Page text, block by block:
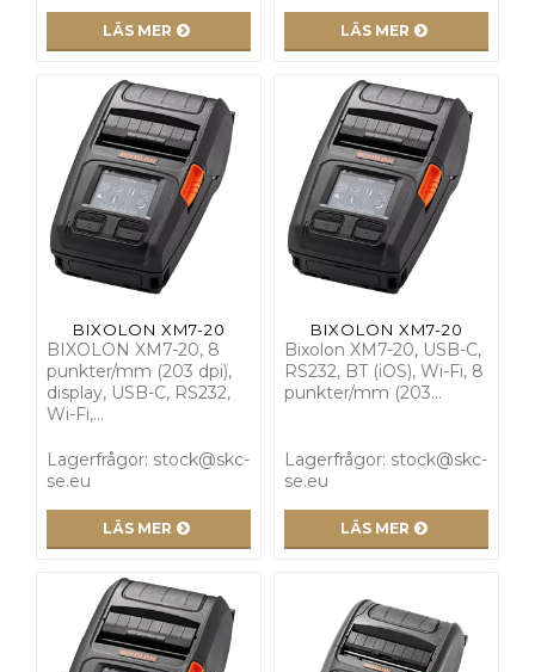
LÄS MER LÄS MER
BIXOLON XM7-20
BIXOLON XM7-20, 8
punkter/mm (203 dpi),
display, USB-C, RS232,
Wi-Fi,…
Lagerfrågor: stock@skc-
se.eu
LÄS MER
BIXOLON XM7-20
Bixolon XM7-20, USB-C,
RS232, BT (iOS), Wi-Fi, 8
punkter/mm (203…
Lagerfrågor: stock@skc-
se.eu
LÄS MER